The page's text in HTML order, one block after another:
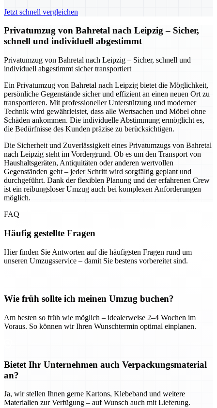
Jetzt schnell vergleichen
Privatumzug von Bahretal nach Leipzig – Sicher,
schnell und individuell abgestimmt
Privatumzug von Bahretal nach Leipzig – Sicher, schnell und
individuell abgestimmt sicher transportiert
Ein Privatumzug von Bahretal nach Leipzig bietet die Möglichkeit,
persönliche Gegenstände sicher und effizient an einen neuen Ort zu
transportieren. Mit professioneller Unterstützung und moderner
Technik wird gewährleistet, dass alle Wertsachen und Möbel ohne
Schäden ankommen. Die individuelle Abstimmung ermöglicht es,
die Bedürfnisse des Kunden präzise zu berücksichtigen.
Die Sicherheit und Zuverlässigkeit eines Privatumzugs von Bahretal
nach Leipzig steht im Vordergrund. Ob es um den Transport von
Haushaltsgeräten, Antiquitäten oder anderen wertvollen
Gegenständen geht – jeder Schritt wird sorgfältig geplant und
durchgeführt. Dank der flexiblen Planung und der erfahrenen Crew
ist ein reibungsloser Umzug auch bei komplexen Anforderungen
möglich.
FAQ
Häufig gestellte Fragen
Hier finden Sie Antworten auf die häufigsten Fragen rund um
unseren Umzugsservice – damit Sie bestens vorbereitet sind.
Wie früh sollte ich meinen Umzug buchen?
Am besten so früh wie möglich – idealerweise 2–4 Wochen im
Voraus. So können wir Ihren Wunschtermin optimal einplanen.
Bietet Ihr Unternehmen auch Verpackungsmaterial
an?
Ja, wir stellen Ihnen gerne Kartons, Klebeband und weitere
Materialien zur Verfügung – auf Wunsch auch mit Lieferung.